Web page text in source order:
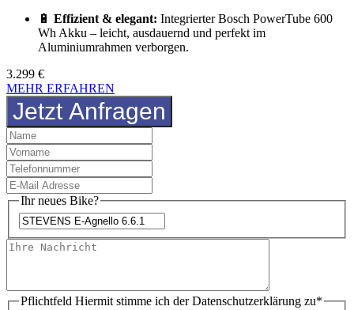
🔋 Effizient & elegant: Integrierter Bosch PowerTube 600
Wh Akku – leicht, ausdauernd und perfekt im
Aluminiumrahmen verborgen.
3.299 €
MEHR ERFAHREN
Jetzt Anfragen
Ihr neues Bike?
Pflichtfeld Hiermit stimme ich der Datenschutzerklärung zu*